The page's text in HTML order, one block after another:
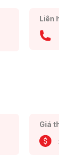
Liên
Giá